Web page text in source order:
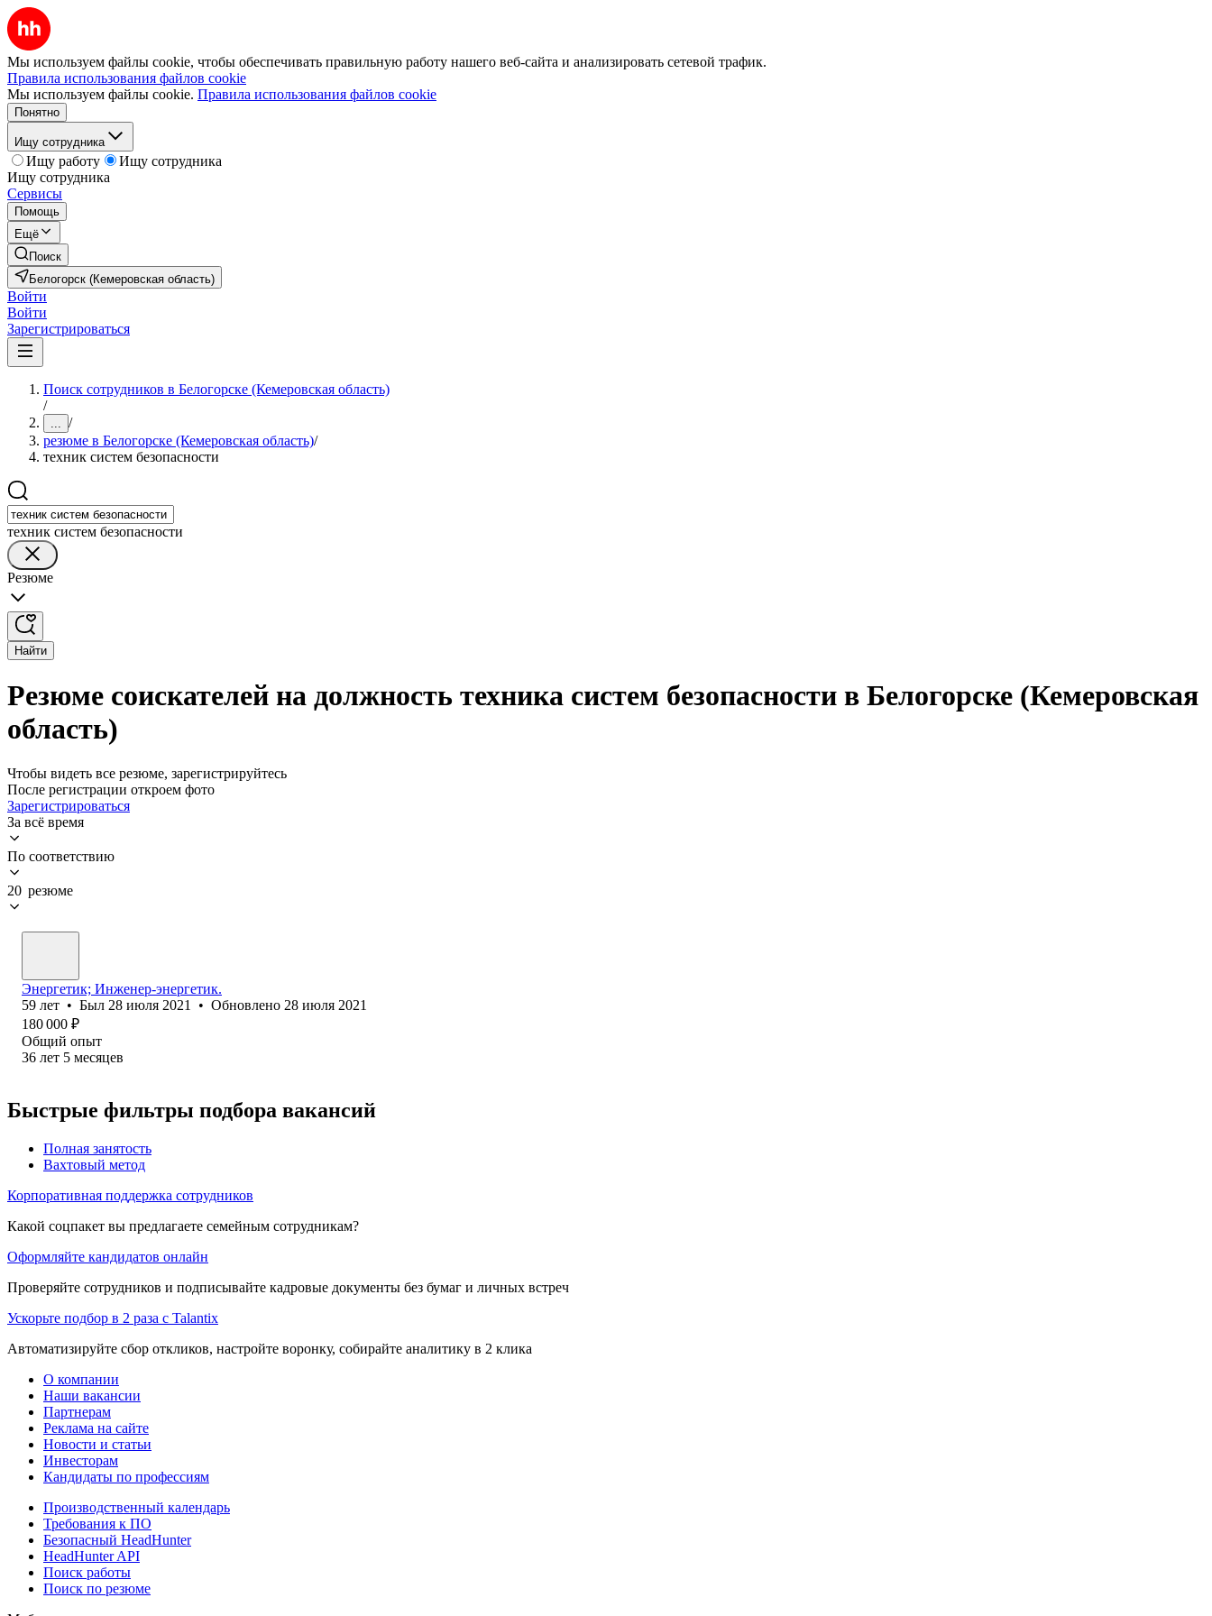
Мы используем файлы cookie, чтобы обеспечивать правильную работу нашего веб-сайта и анализировать сетевой трафик.
Правила использования файлов cookie
Мы используем файлы cookie. Правила использования файлов cookie
Понятно
Ищу сотрудника
Ищу работу
Ищу сотрудника
Ищу сотрудника
Сервисы
Помощь
Ещё
Поиск
Белогорск (Кемеровская область)
Войти
Войти
Зарегистрироваться
Поиск сотрудников в Белогорске (Кемеровская область)
/
... /
резюме в Белогорске (Кемеровская область)/
техник систем безопасности
техник систем безопасности
Резюме
Найти
Резюме соискателей на должность техника систем безопасности в Белогорске (Кемеровская
область)
Чтобы видеть все резюме, зарегистрируйтесь
После регистрации откроем фото
Зарегистрироваться
За всё время
По соответствию
20 резюме
Энергетик; Инженер-энергетик.
59 лет • Был 28 июля 2021 • Обновлено 28 июля 2021
180 000 ₽
Общий опыт
36 лет 5 месяцев
Быстрые фильтры подбора вакансий
Полная занятость
Вахтовый метод
Корпоративная поддержка сотрудников
Какой соцпакет вы предлагаете семейным сотрудникам?
Оформляйте кандидатов онлайн
Проверяйте сотрудников и подписывайте кадровые документы без бумаг и личных встреч
Ускорьте подбор в 2 раза с Talantix
Автоматизируйте сбор откликов, настройте воронку, собирайте аналитику в 2 клика
О компании
Наши вакансии
Партнерам
Реклама на сайте
Новости и статьи
Инвесторам
Кандидаты по профессиям
Производственный календарь
Требования к ПО
Безопасный HeadHunter
HeadHunter API
Поиск работы
Поиск по резюме